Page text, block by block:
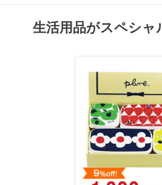
生活用品がスペシャ